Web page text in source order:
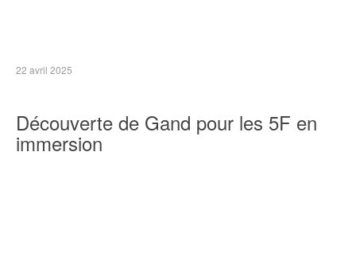
22 avril 2025
Découverte de Gand pour les 5F en
immersion